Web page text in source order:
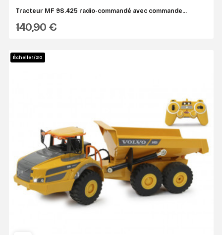
Tracteur MF 9S.425 radio-commandé avec commande...
SIKU
140,90 €
Échelle 1/20